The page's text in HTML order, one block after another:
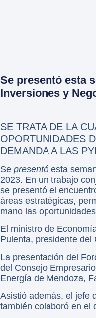
Se presentó esta
Inversiones y
SE TRATA DE LA
OPORTUNIDADES
DEMANDA A LAS
Se presentó esta
2023. En un trabajo
se presentó el
áreas estratégicas,
mano las
El ministro de
Pulenta, presidente del
La presentación del
del Consejo
Energía de Mendoza,
Asistió además, el jefe
también colaboró en el